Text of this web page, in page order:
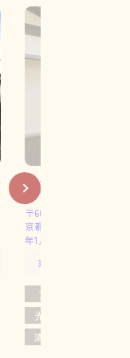
西藤ノ森町京町
〒603-8224
京都市北区紫野西藤ノ
年1月完成
京都市営烏丸線 鞍馬
賃料
光熱費
清掃費